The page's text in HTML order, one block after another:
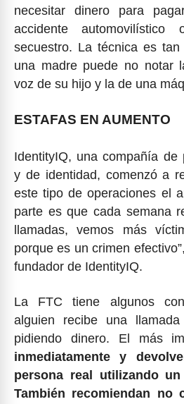
necesitar dinero para
accidente
secuestro. La técnica es
una madre puede no notar
voz de su hijo y la de una
ESTAFAS EN AUMENTO
IdentityIQ, una compañía de
y de identidad, comenzó a
este tipo de operaciones el
parte es que cada semana
llamadas, vemos más
porque es un crimen
fundador de IdentityIQ.
La FTC tiene algunos
alguien recibe una
pidiendo dinero. El más
inmediatamente y
persona real utilizando
También recomiendan